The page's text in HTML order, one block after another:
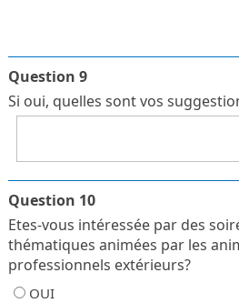
Question 9
Si oui, quelles sont vos
Question 10
Etes-vous intéressée par des
thématiques animées par les
professionnels extérieurs?
OUI